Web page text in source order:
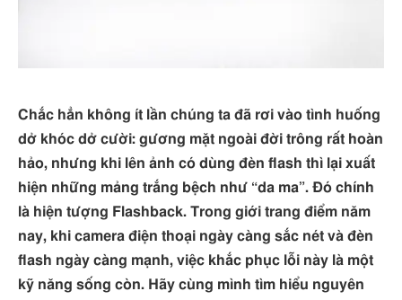
Chắc hẳn không ít lần chúng ta đã rơi vào tình huống
dở khóc dở cười: gương mặt ngoài đời trông rất hoàn
hảo, nhưng khi lên ảnh có dùng đèn flash thì lại xuất
hiện những mảng trắng bệch như “da ma”. Đó chính
là hiện tượng Flashback. Trong giới trang điểm năm
nay, khi camera điện thoại ngày càng sắc nét và đèn
flash ngày càng mạnh, việc khắc phục lỗi này là một
kỹ năng sống còn. Hãy cùng mình tìm hiểu nguyên